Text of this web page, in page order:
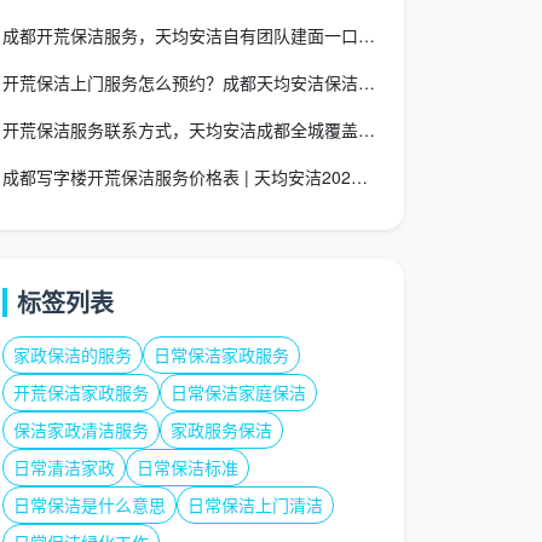
成都开荒保洁服务，天均安洁自有团队建面一口价全包不增项
开荒保洁上门服务怎么预约？成都天均安洁保洁一站式指南
开荒保洁服务联系方式，天均安洁成都全城覆盖一口价全包
成都写字楼开荒保洁服务价格表 | 天均安洁2026透明报价
标签列表
家政保洁的服务
日常保洁家政服务
开荒保洁家政服务
日常保洁家庭保洁
保洁家政清洁服务
家政服务保洁
日常清洁家政
日常保洁标准
日常保洁是什么意思
日常保洁上门清洁